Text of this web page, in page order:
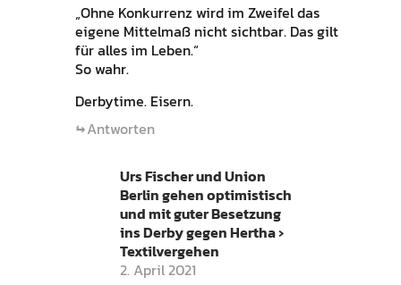
„Ohne Konkurrenz wird im Zweifel das
eigene Mittelmaß nicht sichtbar. Das gilt
für alles im Leben.“
So wahr.
Derbytime. Eisern.
Antworten
Urs Fischer und Union
Berlin gehen optimistisch
und mit guter Besetzung
ins Derby gegen Hertha ›
Textilvergehen
2. April 2021